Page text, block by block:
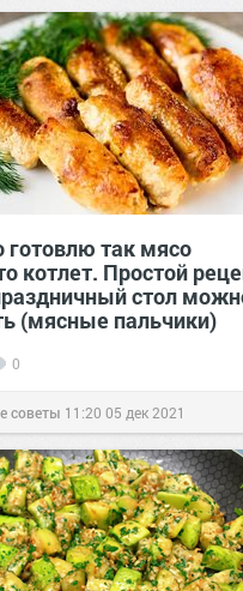
готовлю так мясо
котлет. Простой
стол
(мясные пальчики)
0
советы 11:20 05 дек 2021